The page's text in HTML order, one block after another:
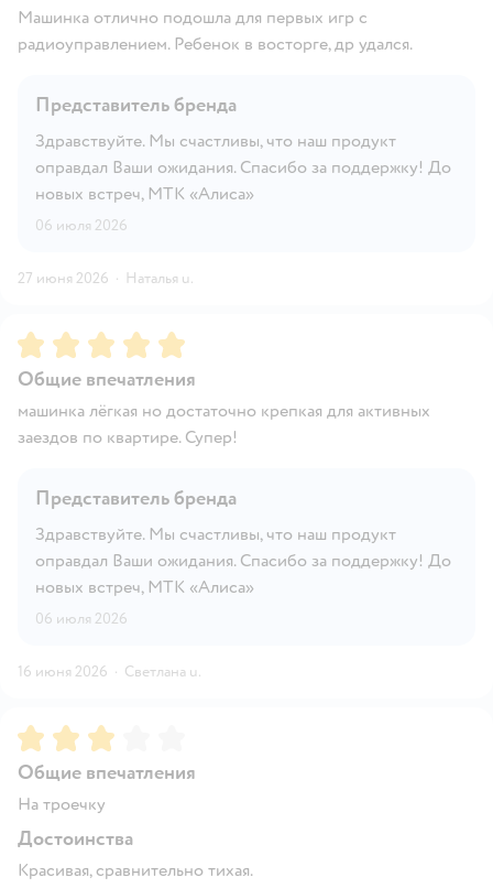
Машинка отлично подошла для первых игр с
радиоуправлением. Ребенок в восторге, др удался.
Представитель бренда
Здравствуйте. Мы счастливы, что наш продукт
оправдал Ваши ожидания. Спасибо за поддержку! До
новых встреч, МТК «Алиса»
06 июля 2026
27 июня 2026 · Наталья u.
Рейтинг:5
Общие впечатления
машинка лёгкая но достаточно крепкая для активных
заездов по квартире. Супер!
Представитель бренда
Здравствуйте. Мы счастливы, что наш продукт
оправдал Ваши ожидания. Спасибо за поддержку! До
новых встреч, МТК «Алиса»
06 июля 2026
16 июня 2026 · Светлана u.
Рейтинг:3
Общие впечатления
На троечку
Достоинства
Красивая, сравнительно тихая.